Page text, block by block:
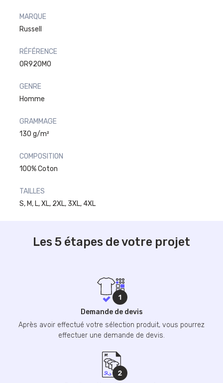
MARQUE
Russell
RÉFÉRENCE
0R920M0
GENRE
Homme
GRAMMAGE
130 g/m²
COMPOSITION
100% Coton
TAILLES
S, M, L, XL, 2XL, 3XL, 4XL
Les 5 étapes de votre projet
Demande de devis
Après avoir effectué votre sélection produit, vous pourrez
effectuer une demande de devis.